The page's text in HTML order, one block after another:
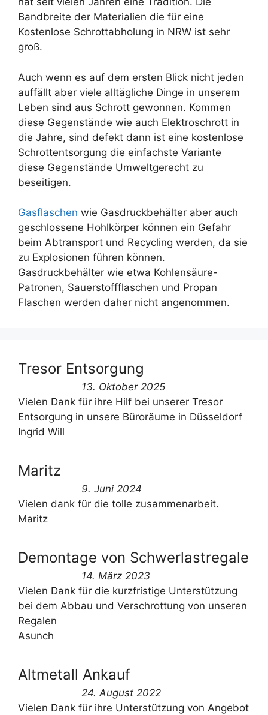
Bandbreite der Materialien die für eine
Kostenlose Schrottabholung in NRW ist sehr
groß.
Auch wenn es auf dem ersten Blick nicht jeden
auffällt aber viele alltägliche Dinge in unserem
Leben sind aus Schrott gewonnen. Kommen
diese Gegenstände wie auch Elektroschrott in
die Jahre, sind defekt dann ist eine kostenlose
Schrottentsorgung die einfachste Variante
diese Gegenstände Umweltgerecht zu
beseitigen.
Gasflaschen wie Gasdruckbehälter aber auch
geschlossene Hohlkörper können ein Gefahr
beim Abtransport und Recycling werden, da sie
zu Explosionen führen können.
Gasdruckbehälter wie etwa Kohlensäure-
Patronen, Sauerstoffflaschen und Propan
Flaschen werden daher nicht angenommen.
Tresor Entsorgung
13. Oktober 2025
Vielen Dank für ihre Hilf bei unserer Tresor
Entsorgung in unsere Büroräume in Düsseldorf
Ingrid Will
Maritz
9. Juni 2024
Vielen dank für die tolle zusammenarbeit.
Maritz
Demontage von Schwerlastregale
14. März 2023
Vielen Dank für die kurzfristige Unterstützung
bei dem Abbau und Verschrottung von unseren
Regalen
Asunch
Altmetall Ankauf
24. August 2022
Vielen Dank für ihre Unterstützung von Angebot